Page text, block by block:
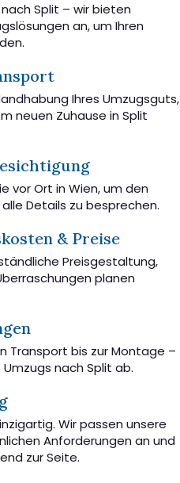
Split – wir bieten
an, um Ihren
Ihres Umzugsguts,
neuen Zuhause in Split
vor Ort in Wien, um den
Details zu besprechen.
& Preise
Preisgestaltung,
planen
Transport bis zur Montage –
nach Split ab.
Wir passen unsere
Anforderungen an und
zur Seite.